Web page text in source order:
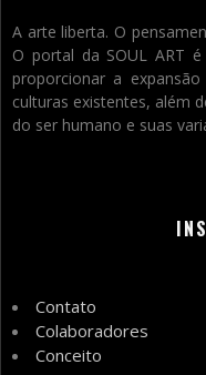
A arte liberta. O
O portal da SOUL ART
proporcionar a
culturas existentes, além
do ser humano e suas
Contato
Colaboradores
Conceito